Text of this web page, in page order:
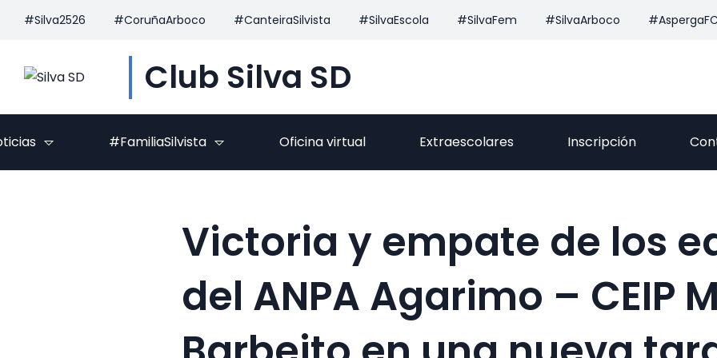
#Silva2526 #CoruñaArboco #CanteiraSilvista #SilvaEscola #SilvaFem #SilvaArboco #AspergaFC
Club Silva SD
#FamiliaSilvista Oficina virtual Extraescolares Inscripción
Victoria y empate de los
del ANPA Agarimo – CEIP